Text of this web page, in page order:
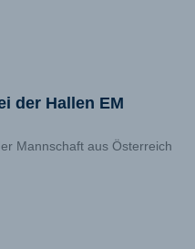
der Hallen EM
Mannschaft aus Österreich